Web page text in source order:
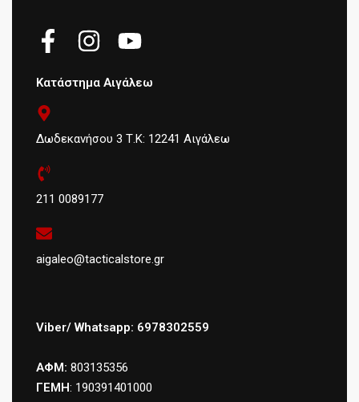
Κατάστημα Αιγάλεω
Δωδεκανήσου 3 Τ.Κ: 12241 Αιγάλεω
211 0089177
aigaleo@tacticalstore.gr
Viber/ Whatsapp: 6978302559
ΑΦΜ: 803135356
ΓΕΜΗ: 190391401000